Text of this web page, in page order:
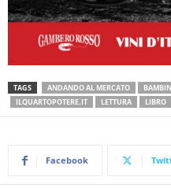
TAGS ANDANDO AL MERCATO
ILQUARTOPOTERE.IT
LETTURA LIBRO
Facebook